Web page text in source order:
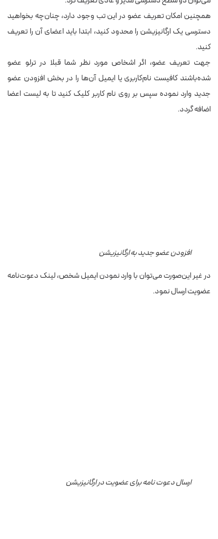
همچنین امکان تعریف عضو در این تب وجود دارد، چنان‌چه بخواهید
دسترسی یک ارگانیزیشن را محدود کنید، ابتدا باید اعضای آن را تعریف
کنید.
جهت تعریف عضو، اگر اشخاص مورد نظر شما قبلا در ترلو عضو
شده‌باشند کافیست نام‌کاربری یا ایمیل آن‌ها را در بخش افزودن عضو
جدید وارد نموده سپس بر روی نام کاربر کلیک کنید تا به لیست اعضا
اضافه گردد.
افزودن عضو جدید به ارگانیزیشن
در غیر این‌صورت می‌توان با وارد نمودن ایمیل شخص، لینک دعوت‌نامه
عضویت ارسال نمود.
ارسال دعوت نامه برای عضویت در ارگانیزیشن